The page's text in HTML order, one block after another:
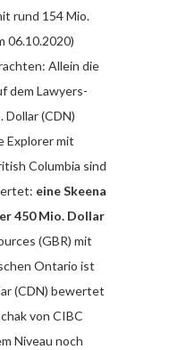
rund 154 Mio.
06.10.2020)
Allein die
dem Lawyers-
(CDN)
Explorer mit
Columbia sind
eine Skeena
450 Mio. Dollar
(GBR) mit
Ontario ist
(CDN) bewertet
von CIBC
Niveau noch